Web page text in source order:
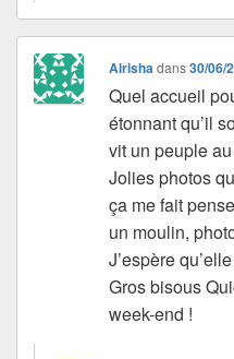
Alrishadans30/06/
Quel accueil
étonnant qu’il
vit un peuple
Jolies photos
ça me fait
un moulin,
J’espère
Gros bisous
week-end !